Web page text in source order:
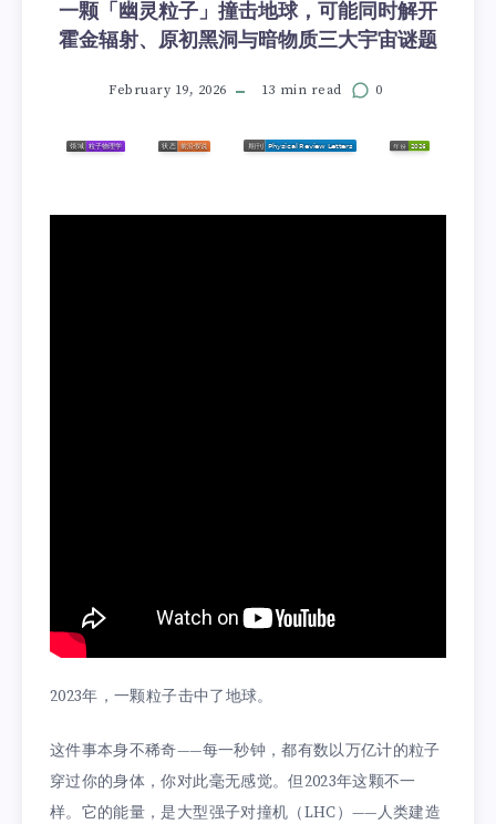
一颗「幽灵粒子」撞击地球，可能同时解开
霍金辐射、原初黑洞与暗物质三大宇宙谜题
February 19, 2026 13 min read 0
2023年，一颗粒子击中了地球。
这件事本身不稀奇——每一秒钟，都有数以万亿计的粒子
穿过你的身体，你对此毫无感觉。但2023年这颗不一
样。它的能量，是大型强子对撞机（LHC）——人类建造